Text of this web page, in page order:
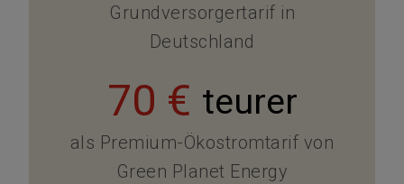
Grundversorgertarif in
Deutschland
70 € teurer
als Premium-Ökostromtarif von
Green Planet Energy